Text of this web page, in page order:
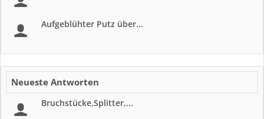
Aufgeblühter Putz über...
Neueste Antworten
Bruchstücke,Splitter,...